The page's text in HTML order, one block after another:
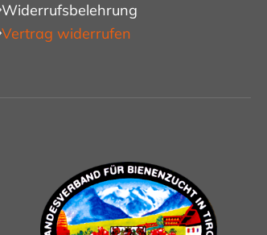
Widerrufsbelehrung
Vertrag widerrufen